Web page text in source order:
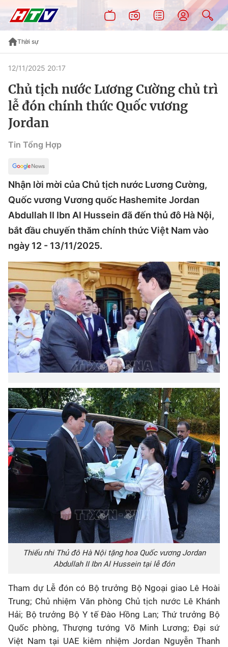
Thời sự
12/11/2025 20:17
Chủ tịch nước Lương Cường chủ trì
lễ đón chính thức Quốc vương
Jordan
Tin Tổng Hợp
Nhận lời mời của Chủ tịch nước Lương Cường,
Quốc vương Vương quốc Hashemite Jordan
Abdullah II Ibn Al Hussein đã đến thủ đô Hà Nội,
bắt đầu chuyến thăm chính thức Việt Nam vào
ngày 12 - 13/11/2025.
Thiếu nhi Thủ đô Hà Nội tặng hoa Quốc vương Jordan
Abdullah II Ibn Al Hussein tại lễ đón
Tham dự Lễ đón có Bộ trưởng Bộ Ngoại giao Lê Hoài
Trung; Chủ nhiệm Văn phòng Chủ tịch nước Lê Khánh
Hải; Bộ trưởng Bộ Y tế Đào Hồng Lan; Thứ trưởng Bộ
Quốc phòng, Thượng tướng Võ Minh Lương; Đại sứ
Việt Nam tại UAE kiêm nhiệm Jordan Nguyễn Thanh